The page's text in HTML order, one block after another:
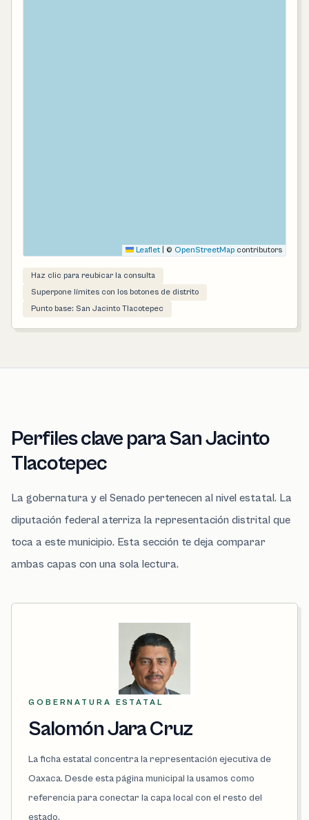
Leaflet © OpenStreetMap contributors
Haz clic para reubicar la consulta
Superpone límites con los botones de distrito
Punto base: San Jacinto Tlacotepec
Perfiles clave para San Jacinto
Tlacotepec
La gobernatura y el Senado pertenecen al nivel estatal. La
diputación federal aterriza la representación distrital que
toca a este municipio. Esta sección te deja comparar
ambas capas con una sola lectura.
GOBERNATURA ESTATAL
Salomón Jara Cruz
La ficha estatal concentra la representación ejecutiva de
Oaxaca. Desde esta página municipal la usamos como
referencia para conectar la capa local con el resto del
estado.